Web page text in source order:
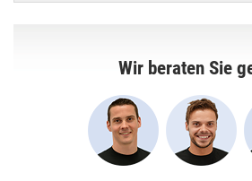
Wir beraten Sie